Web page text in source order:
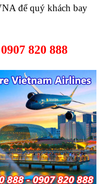
để quý khách bay
820 888